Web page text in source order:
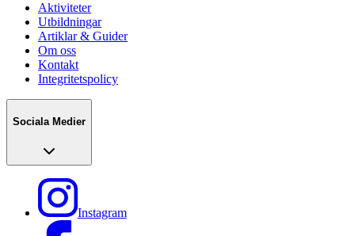
Aktiviteter
Utbildningar
Artiklar & Guider
Om oss
Kontakt
Integritetspolicy
Sociala Medier
Instagram